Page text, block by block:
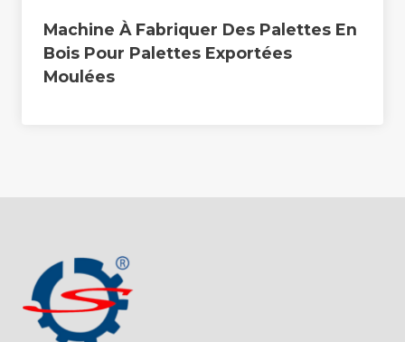
Machine À Fabriquer Des Palettes En
Bois Pour Palettes Exportées
Moulées